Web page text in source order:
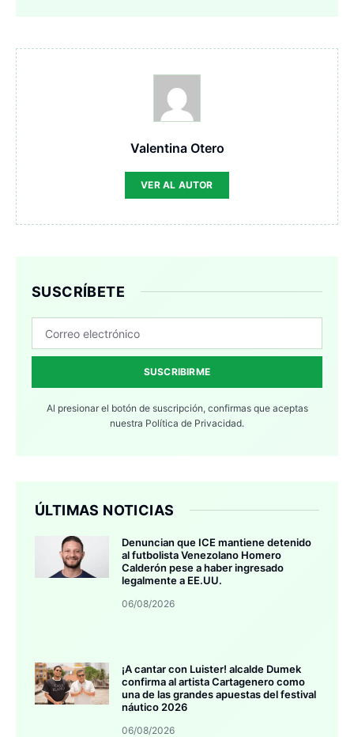
Valentina Otero
VER AL AUTOR
SUSCRÍBETE
SUSCRIBIRME
Al presionar el botón de suscripción, confirmas que aceptas
nuestra Política de Privacidad.
ÚLTIMAS NOTICIAS
Denuncian que ICE mantiene detenido
al futbolista Venezolano Homero
Calderón pese a haber ingresado
legalmente a EE.UU.
06/08/2026
¡A cantar con Luister! alcalde Dumek
confirma al artista Cartagenero como
una de las grandes apuestas del festival
náutico 2026
06/08/2026